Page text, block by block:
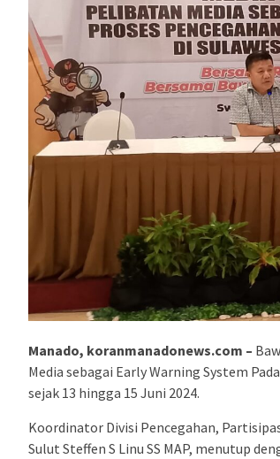
Manado, koranmanadonews.com –
Media sebagai Early Warning System
sejak 13 hingga 15 Juni 2024.
Koordinator Divisi Pencegahan,
Sulut Steffen S Linu SS MAP, menutup